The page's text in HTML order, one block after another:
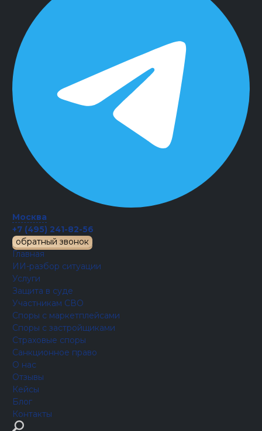
Москва
+7 (495) 241-82-56
обратный звонок
Главная
ИИ-разбор ситуации
Услуги
Защита в суде
Участникам СВО
Споры с маркетплейсами
Споры с застройщиками
Страховые споры
Санкционное право
О нас
Отзывы
Кейсы
Блог
Контакты